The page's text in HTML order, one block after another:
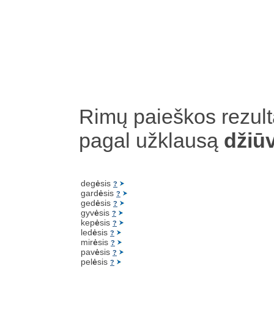
Rimų paieškos
pagal užklausą
degėsis ?
gardėsis ?
gedėsis ?
gyvėsis ?
kepėsis ?
ledėsis ?
mirėsis ?
pavėsis ?
pelėsis ?